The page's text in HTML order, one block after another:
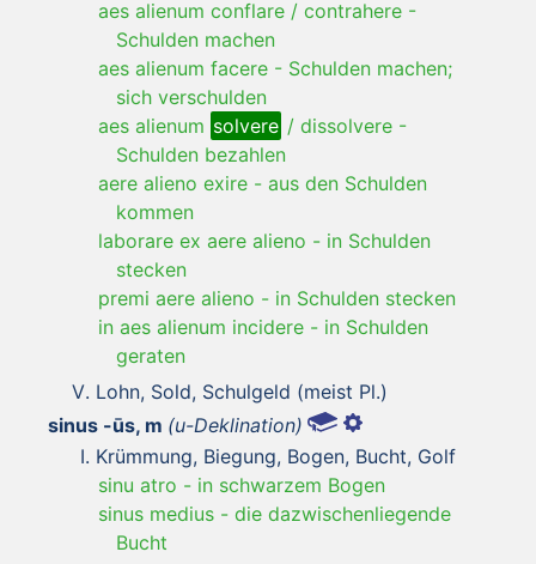
aes alienum conflare / contrahere -
Schulden machen
aes alienum facere - Schulden machen;
sich verschulden
aes alienum solvere / dissolvere -
Schulden bezahlen
aere alieno exire - aus den Schulden
kommen
laborare ex aere alieno - in Schulden
stecken
premi aere alieno - in Schulden stecken
in aes alienum incidere - in Schulden
geraten
Lohn, Sold, Schulgeld (meist Pl.)
sinus -ūs, m (u-Deklination)
Krümmung, Biegung, Bogen, Bucht, Golf
sinu atro - in schwarzem Bogen
sinus medius - die dazwischenliegende
Bucht